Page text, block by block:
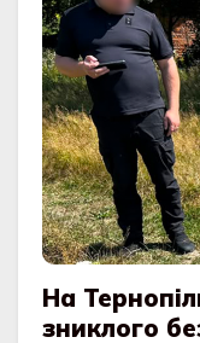
На
зниклого